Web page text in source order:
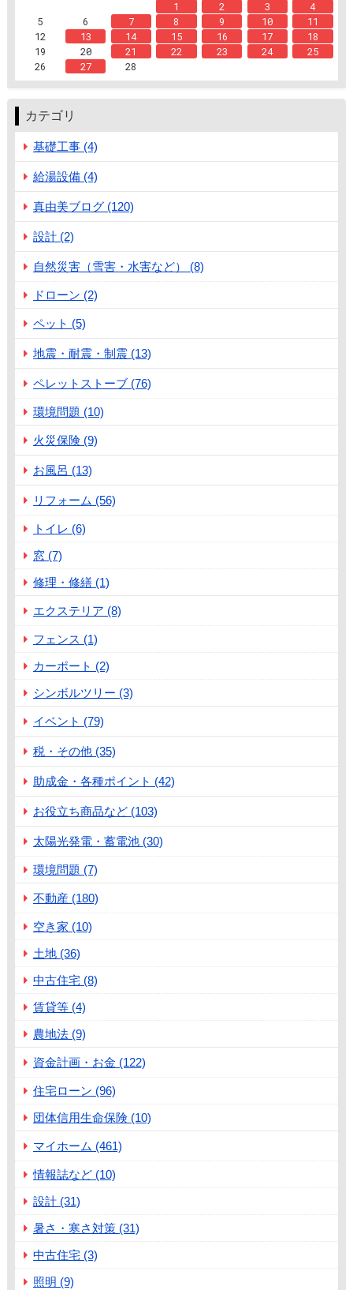
1 2 3
4
5
6 7 8 9 10
11
12
13 14 15 16 17
18
19
20 21 22 23 24
25
26
27 28
カテゴリ
基礎工事 (4)
給湯設備 (4)
真由美ブログ (120)
設計 (2)
自然災害（雪害・水害など） (8)
ドローン (2)
ペット (5)
地震・耐震・制震 (13)
ペレットストーブ (76)
環境問題 (10)
火災保険 (9)
お風呂 (13)
リフォーム (56)
トイレ (6)
窓 (7)
修理・修繕 (1)
エクステリア (8)
フェンス (1)
カーポート (2)
シンボルツリー (3)
イベント (79)
税・その他 (35)
助成金・各種ポイント (42)
お役立ち商品など (103)
太陽光発電・蓄電池 (30)
環境問題 (7)
不動産 (180)
空き家 (10)
土地 (36)
中古住宅 (8)
賃貸等 (4)
農地法 (9)
資金計画・お金 (122)
住宅ローン (96)
団体信用生命保険 (10)
マイホーム (461)
情報誌など (10)
設計 (31)
暑さ・寒さ対策 (31)
中古住宅 (3)
照明 (9)